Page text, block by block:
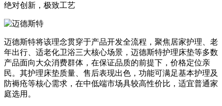
绝对创新，极致工艺
迈德斯特将该理念贯穿于产品开发全流程，聚焦居家护理、老
年出行、适老化卫浴三大核心场景，迈德斯特护理床垫等多数
产品面向大众消费群体，在保证品质的前提下，价格定位亲
民。其护理床垫质量、售后表现出色，功能可满足基本护理及
防褥疮等核心需求，在中低端市场具较高性价比，适宜普通家
庭选用。